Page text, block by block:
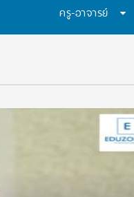
ครู-อาจารย์